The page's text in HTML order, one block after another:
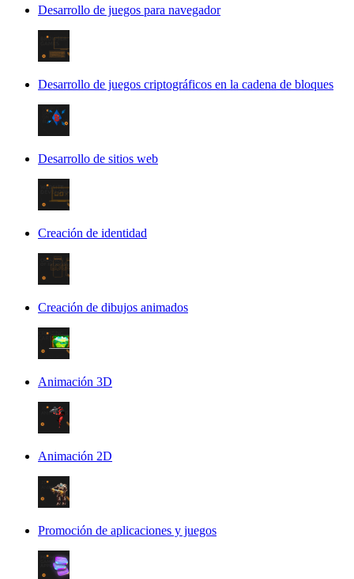
Desarrollo de juegos para navegador
Desarrollo de juegos criptográficos en la cadena de bloques
Desarrollo de sitios web
Creación de identidad
Creación de dibujos animados
Animación 3D
Animación 2D
Promoción de aplicaciones y juegos